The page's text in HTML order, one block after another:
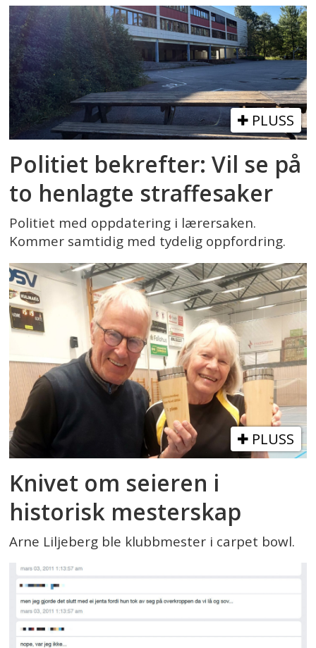
PLUSS
Politiet bekrefter: Vil se på
to henlagte straffesaker
Politiet med oppdatering i lærersaken.
Kommer samtidig med tydelig oppfordring.
PLUSS
Knivet om seieren i
historisk mesterskap
Arne Liljeberg ble klubbmester i carpet bowl.